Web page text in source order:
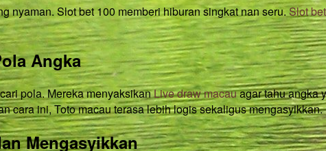
nyaman. Slot bet 100 memberi hiburan singkat nan seru.Slot
Angka
pola. Mereka menyaksikanLive draw macauagar tahu angka
cara ini, Toto macau terasa lebih logis sekaligus mengasyikkan.
Mengasyikkan